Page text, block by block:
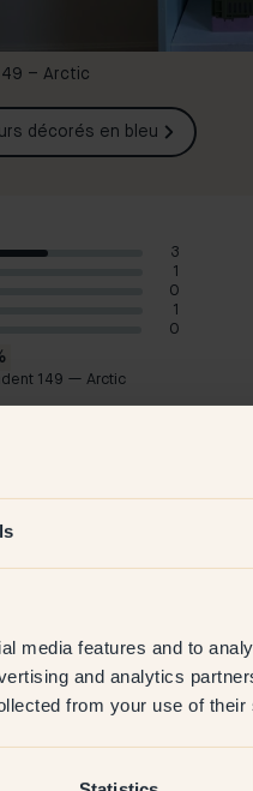
media features and to
and analytics
from your use of
– Arctic
décorés en bleu
3
1
0
1
0
149 — Arctic